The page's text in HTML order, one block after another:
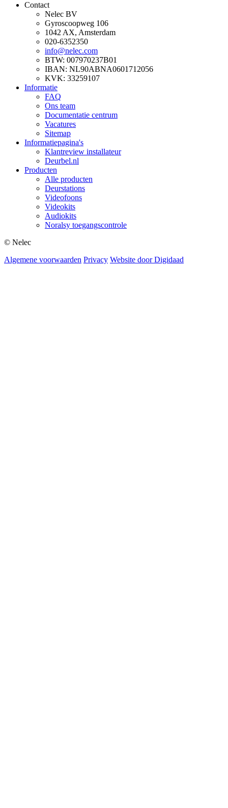
Contact
Nelec BV
Gyroscoopweg 106
1042 AX, Amsterdam
020-6352350
info@nelec.com
BTW: 007970237B01
IBAN: NL90ABNA0601712056
KVK: 33259107
Informatie
FAQ
Ons team
Documentatie centrum
Vacatures
Sitemap
Informatiepagina's
Klantreview installateur
Deurbel.nl
Producten
Alle producten
Deurstations
Videofoons
Videokits
Audiokits
Noralsy toegangscontrole
© Nelec
Algemene voorwaarden Privacy Website door Digidaad